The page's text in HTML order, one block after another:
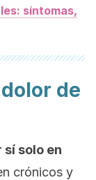
síntomas,
de
solo en
crónicos y